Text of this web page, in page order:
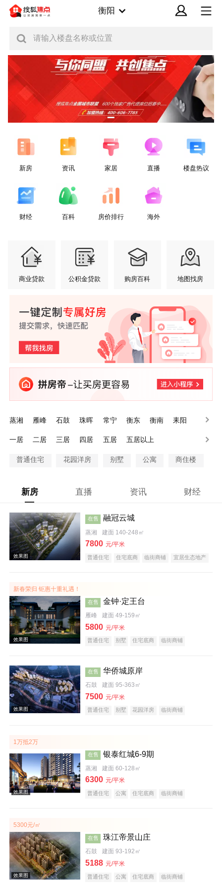
衡阳
请输入楼盘名称或位置
新房 资讯 家居 直播 楼盘热议
财经 百科 房价排行 海外
商业贷款 公积金贷款 购房百科 地图找房
蒸湘 雁峰 石鼓 珠晖 常宁 衡东 衡南
耒阳
一居
二居 三居 四居 五居 五居以上
普通住宅 花园洋房 别墅 公寓 商住楼
新房 直播 资讯 财经
效果图
在售 融冠云城
蒸湘 建面 140-248㎡
7800 元/平米
普通住宅 住宅底商 临街商铺
宜居生态地产
新春荣归 钜惠十重礼遇！
效果图
在售 金钟·定王台
雁峰 建面 49-159㎡
5800 元/平米
普通住宅 别墅 住宅底商
临街商铺
效果图
在售 华侨城原岸
石鼓 建面 95-363㎡
7500 元/平米
普通住宅 别墅 花园洋房
临街商铺
1万抵2万
在售 银泰红城6-9期
蒸湘 建面 60-128㎡
6300 元/平米
普通住宅 公寓 住宅底商
临街商铺
5300元/㎡
在售 珠江帝景山庄
石鼓 建面 93-192㎡
5188 元/平米
普通住宅 公寓 住宅底商
临街商铺